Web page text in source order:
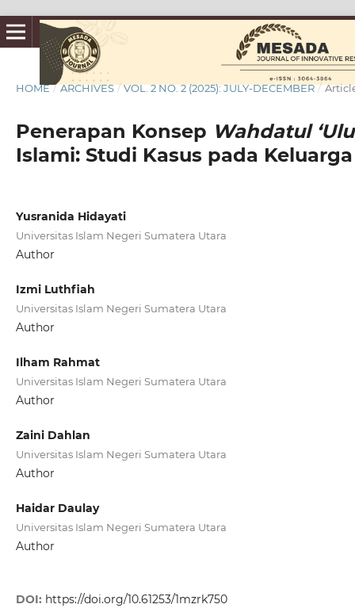
HOME / ARCHIVES / VOL. 2 NO. 2 (2025): JULY-DECEMBER /
Penerapan Konsep Wahdatul
Islami: Studi Kasus pada
Yusranida Hidayati
Universitas Islam Negeri Sumatera Utara
Author
Izmi Luthfiah
Universitas Islam Negeri Sumatera Utara
Author
Ilham Rahmat
Universitas Islam Negeri Sumatera Utara
Author
Zaini Dahlan
Universitas Islam Negeri Sumatera Utara
Author
Haidar Daulay
Universitas Islam Negeri Sumatera Utara
Author
DOI: https://doi.org/10.61253/1mzrk750